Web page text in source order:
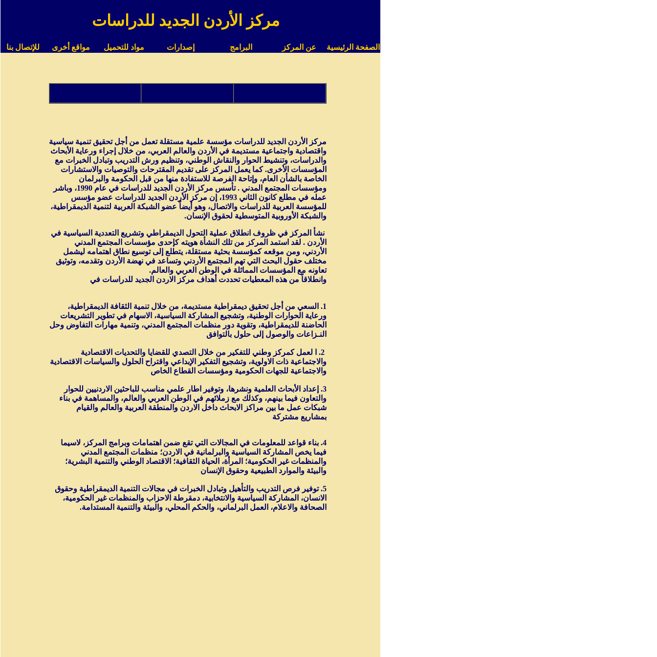
مركز الأردن الجديد للدراسات
للإتصال بنا مواقع أخرى مواد للتحميل إصدارات البرامج عن المركز الصفحة الرئيسية
مركز الأردن الجديد للدراسات مؤسسة علمية مستقلة تعمل من أجل تحقيق تنمية سياسية
واقتصادية واجتماعية مستديمة في الأردن والعالم العربي، من خلال إجراء ورعاية الأبحاث
والدراسات، وتنشيط الحوار والنقاش الوطني، وتنظيم ورش التدريب وتبادل الخبرات مع
المؤسسات الأخرى. كما يعمل المركز على تقديم المقترحات والتوصيات والاستشارات
الخاصة بالشأن العام، وإتاحة الفرصة للاستفادة منها من قبل الحكومة والبرلمان
ومؤسسات المجتمع المدني . تأسس مركز الأردن الجديد للدراسات في عام 1990، وباشر
عمله في مطلع كانون الثاني 1993، إن مركز الأردن الجديد للدراسات عضو مؤسس
للمؤسسة العربية للدراسات والاتصال، وهو أيضاً عضو الشبكة العربية لتنمية الديمقراطية،
والشبكة الأوروبية المتوسطية لحقوق الإنسان.
نشأ المركز في ظروف انطلاق عملية التحول الديمقراطي وتشريع التعددية السياسية في
الأردن . لقد استمد المركز من تلك النشأة هويته كإحدى مؤسسات المجتمع المدني
الأردني، ومن موقعه كمؤسسة بحثية مستقلة، يتطلع إلى توسيع نطاق اهتمامه ليشمل
مختلف حقول البحث التي تهم المجتمع الأردني وتساعد في نهضة الأردن وتقدمه، وتوثيق
تعاونه مع المؤسسات المماثلة في الوطن العربي والعالم.
وانطلاقاً من هذه المعطيات تحددت أهداف مركز الاردن الجديد للدراسات في
1. السعي من أجل تحقيق ديمقراطية مستديمة، من خلال تنمية الثقافة الديمقراطية،
ورعاية الحوارات الوطنية، وتشجيع المشاركة السياسية، الاسهام في تطوير التشريعات
الحاضنة للديمقراطية، وتقوية دور منظمات المجتمع المدني، وتنمية مهارات التفاوض وحل
النـزاعات والوصول إلى حلول بالتوافق
2. ا لعمل كمركز وطني للتفكير من خلال التصدي للقضايا والتحديات الاقتصادية
والاجتماعية ذات الاولوية، وتشجيع التفكير الإبداعي واقتراح الحلول والسياسات الاقتصادية
والاجتماعية للجهات الحكومية ومؤسسات القطاع الخاص
3. إعداد الأبحاث العلمية ونشرها، وتوفير اطار علمي مناسب للباحثين الاردنيين للحوار
والتعاون فيما بينهم، وكذلك مع زملائهم في الوطن العربي والعالم، والمساهمة في بناء
شبكات عمل ما بين مراكز الابحاث داخل الاردن والمنطقة العربية والعالم والقيام
بمشاريع مشتركة
4. بناء قواعد للمعلومات في المجالات التي تقع ضمن اهتمامات وبرامج المركز، لاسيما
فيما يخص المشاركة السياسية والبرلمانية في الاردن؛ منظمات المجتمع المدني
والمنظمات غير الحكومية؛ المرأة، الحياة الثقافية؛ الاقتصاد الوطني والتنمية البشرية؛
والبيئة والموارد الطبيعية وحقوق الإنسان
5. توفير فرص التدريب والتأهيل وتبادل الخبرات في مجالات التنمية الديمقراطية وحقوق
الانسان، المشاركة السياسية والانتخابية، دمقرطة الاحزاب والمنظمات غير الحكومية،
الصحافة والاعلام، العمل البرلماني، والحكم المحلي، والبيئة والتنمية المستدامة.